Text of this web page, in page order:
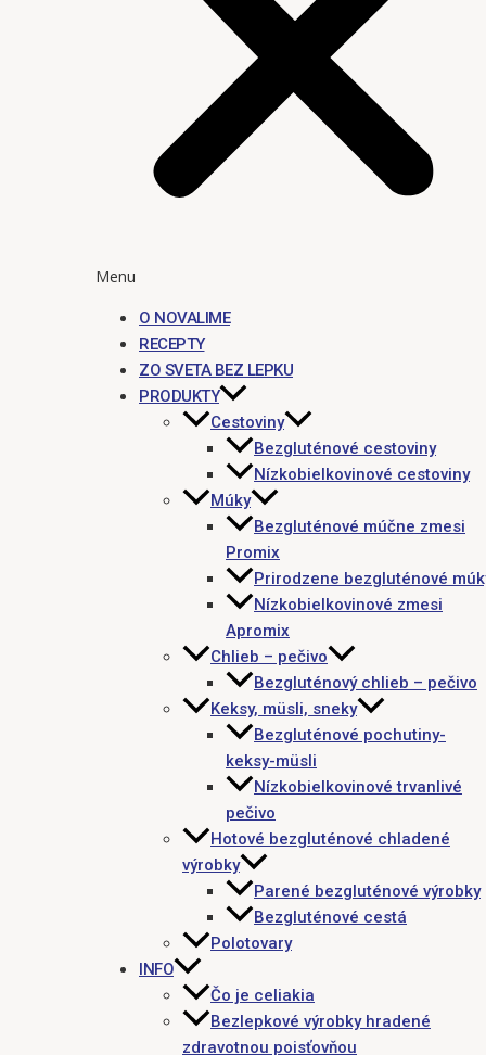
Menu
O NOVALIME
RECEPTY
ZO SVETA BEZ LEPKU
PRODUKTY
Cestoviny
Bezgluténové cestoviny
Nízkobielkovinové cestoviny
Múky
Bezgluténové múčne zmesi
Promix
Prirodzene bezgluténové
Nízkobielkovinové zmesi
Apromix
Chlieb – pečivo
Bezgluténový chlieb – pečivo
Keksy, müsli, sneky
Bezgluténové pochutiny-
keksy-müsli
Nízkobielkovinové trvanlivé
pečivo
Hotové bezgluténové chladené
výrobky
Parené bezgluténové výrobky
Bezgluténové cestá
Polotovary
INFO
Čo je celiakia
Bezlepkové výrobky hradené
zdravotnou poisťovňou